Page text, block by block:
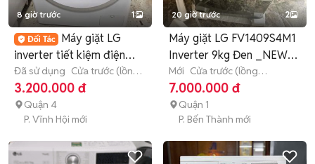
8 giờ trước 1
Máy giặt LG
inverter tiết kiệm điện
7.5kg
Đã sử dụng Cửa trước (lồng
ngang) 7 - 7.9 kg
3.200.000 đ
Quận 4
P. Vĩnh Hội mới
20 giờ trước 2
Máy giặt LG FV1409S4M1
Inverter 9kg Đen _NEW
100%
Mới Cửa trước (lồng
ngang) 9 - 9.9 kg
7.000.000 đ
Quận 1
P. Bến Thành mới